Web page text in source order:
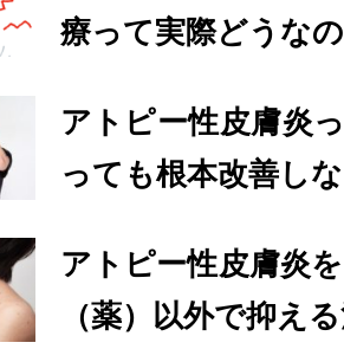
療って実際どうな
アトピー性皮膚炎
っても根本改善し
アトピー性皮膚炎
（薬）以外で抑え